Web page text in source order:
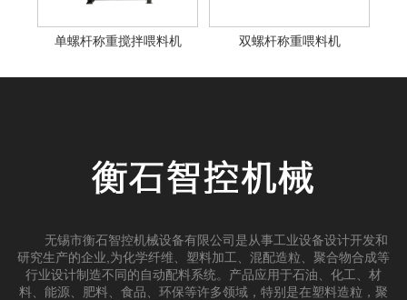
单螺杆称重搅拌喂料机 双螺杆称重喂料机
无锡市衡石智控机械设备有限公司是从事工业设备设计开发和
研究生产的企业,为化学纤维、塑料加工、混配造粒、聚合物合成等
行业设计制造不同的自动配料系统。产品应用于石油、化工、材
料、能源、肥料、食品、环保等许多领域，特别是在塑料造粒，聚